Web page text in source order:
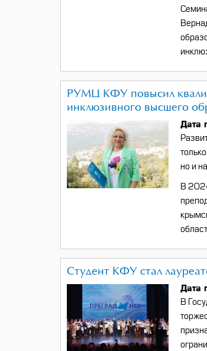
C
РУМЦ КФУ повысил
инклюзивного высшего
Дата
но и
В
Студент КФУ стал
Дата
В